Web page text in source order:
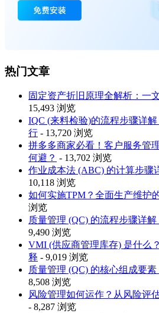
热门文章
固定资产折旧原理全解析：一
15,493 浏览
IQC (来料检验)的流程步骤详
行 - 13,720 浏览
拼多多商家必看！客户服务管
何避？ - 13,702 浏览
作业成本法 (ABC) 的计算步骤
10,118 浏览
如何实施TPM？全面生产维护
浏览
质量管理 (QC) 的流程步骤详
9,490 浏览
VMI (供应商管理库存) 是什么
释 - 9,019 浏览
质量管理 (QC) 的核心组成要
8,508 浏览
风险管理如何运作？从风险评
- 8,287 浏览